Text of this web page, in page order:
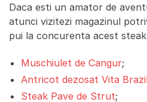
Daca esti un amator de
atunci vizitezi magazinul
pui la concurenta acest
Muschiulet de Cangur;
Antricot dezosat Vita
Steak Pave de Strut;